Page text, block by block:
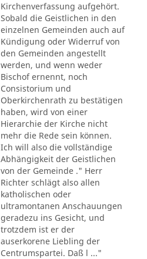
Kirchenverfassung aufgehört.
Sobald die Geistlichen in den
einzelnen Gemeinden auch auf
Kündigung oder Widerruf von
den Gemeinden angestellt
werden, und wenn weder
Bischof ernennt, noch
Consistorium und
Oberkirchenrath zu bestätigen
haben, wird von einer
Hierarchie der Kirche nicht
mehr die Rede sein können.
Ich will also die vollständige
Abhängigkeit der Geistlichen
von der Gemeinde ." Herr
Richter schlägt also allen
katholischen oder
ultramontanen Anschauungen
geradezu ins Gesicht, und
trotzdem ist er der
auserkorene Liebling der
Centrumspartei. Daß l ..."